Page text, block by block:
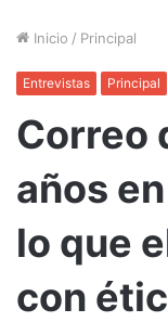
Inicio / Principal
Entrevistas Principal
Correo
años
lo que
con